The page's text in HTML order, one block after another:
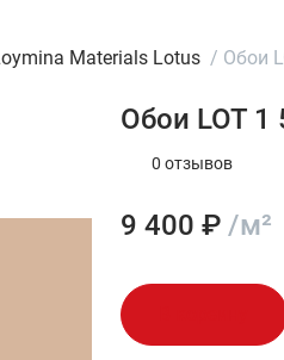
Materials Lotus / Обои
Обои LOT 1
0 отзывов
9 400 ₽ /м²